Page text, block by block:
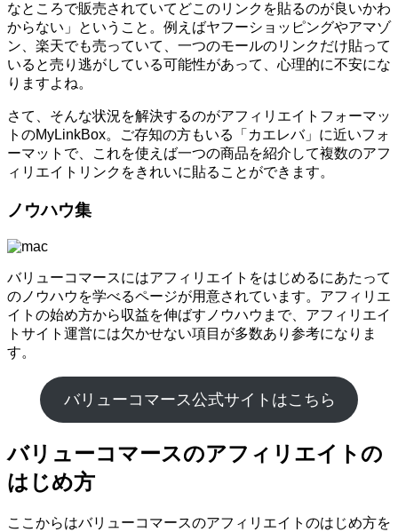
なところで販売されていてどこのリンクを貼るのが良いかわ
からない」ということ。例えばヤフーショッピングやアマゾ
ン、楽天でも売っていて、一つのモールのリンクだけ貼って
いると売り逃がしている可能性があって、心理的に不安にな
りますよね。
さて、そんな状況を解決するのがアフィリエイトフォーマッ
トのMyLinkBox。ご存知の方もいる「カエレバ」に近いフォ
ーマットで、これを使えば一つの商品を紹介して複数のアフ
ィリエイトリンクをきれいに貼ることができます。
ノウハウ集
バリューコマースにはアフィリエイトをはじめるにあたって
のノウハウを学べるページが用意されています。アフィリエ
イトの始め方から収益を伸ばすノウハウまで、アフィリエイ
トサイト運営には欠かせない項目が多数あり参考になりま
す。
バリューコマース公式サイトはこちら
バリューコマースのアフィリエイトの
はじめ方
ここからはバリューコマースのアフィリエイトのはじめ方を